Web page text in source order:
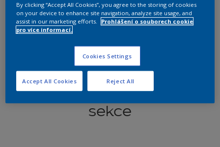
Najít výrobek v tomto odstínu
Koordinovat barevné
sekce
By clicking “Accept All Cookies”, you agree to the storing of cookies
on your device to enhance site navigation, analyze site usage, and
assist in our marketing efforts.
Prohlášení o souborech cookie
pro více informací.
Cookies Settings
Reject All
Accept All Cookies